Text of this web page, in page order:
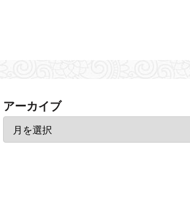
アーカイブ